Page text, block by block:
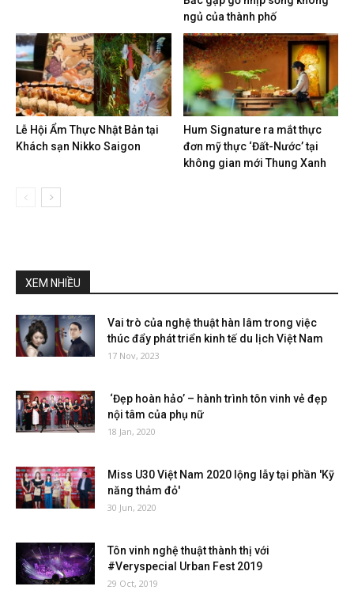
ngủ của thành phố
Lễ Hội Ẩm Thực Nhật Bản tại
Khách sạn Nikko Saigon
Hum Signature ra mắt thực
đơn mỹ thực ‘Đất-Nước’ tại
không gian mới Thung Xanh
XEM NHIỀU
Vai trò của nghệ thuật hàn lâm trong việc
thúc đẩy phát triển kinh tế du lịch Việt Nam
17 Nov, 2023
‘Đẹp hoàn hảo’ – hành trình tôn vinh vẻ đẹp
nội tâm của phụ nữ
18 Jan, 2020
Miss U30 Việt Nam 2020 lộng lẫy tại phần 'Kỹ
năng thảm đỏ'
30 Jun, 2020
Tôn vinh nghệ thuật thành thị với
#Veryspecial Urban Fest 2019
29 Oct, 2019